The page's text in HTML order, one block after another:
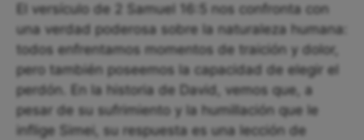
El versículo de 2 Samuel 16:5 nos confronta con
una verdad poderosa sobre la naturaleza humana:
todos enfrentamos momentos de traición y dolor,
pero también poseemos la capacidad de elegir el
perdón. En la historia de David, vemos que, a
pesar de su sufrimiento y la humillación que le
inflige Simei, su respuesta es una lección de